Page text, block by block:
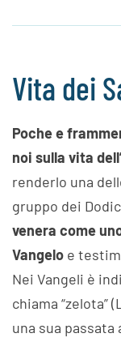
Vita dei
Poche e
noi sulla vita
renderlo una
gruppo dei
venera come
Vangelo e
Nei Vangeli è
chiama “zelota”
una sua